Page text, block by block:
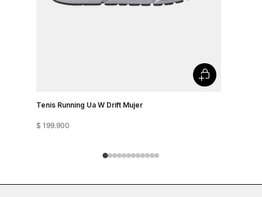
Tenis Running Ua W Drift Mujer
$ 199.900